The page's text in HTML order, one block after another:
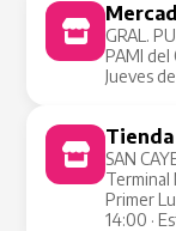
GRAL.
PAMI del
Jueves
SAN
Terminal
Primer
14:00 ·